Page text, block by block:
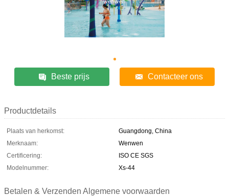
Beste prijs Contacteer ons
Productdetails
Plaats van herkomst:
Guangdong, China
Merknaam:
Wenwen
Certificering:
ISO CE SGS
Modelnummer:
Xs-44
Betalen & Verzenden Algemene voorwaarden